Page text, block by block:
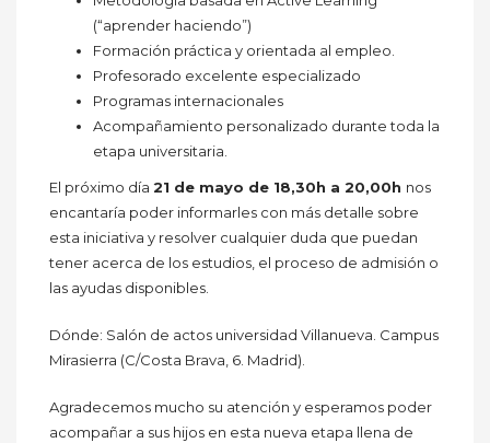
(“aprender haciendo”)
Formación práctica y orientada al empleo.
Profesorado excelente especializado
Programas internacionales
Acompañamiento personalizado durante toda la
etapa universitaria.
El próximo día 21 de mayo de 18,30h a 20,00h nos
encantaría poder informarles con más detalle sobre
esta iniciativa y resolver cualquier duda que puedan
tener acerca de los estudios, el proceso de admisión o
las ayudas disponibles.
Dónde: Salón de actos universidad Villanueva. Campus
Mirasierra (C/Costa Brava, 6. Madrid).
Agradecemos mucho su atención y esperamos poder
acompañar a sus hijos en esta nueva etapa llena de